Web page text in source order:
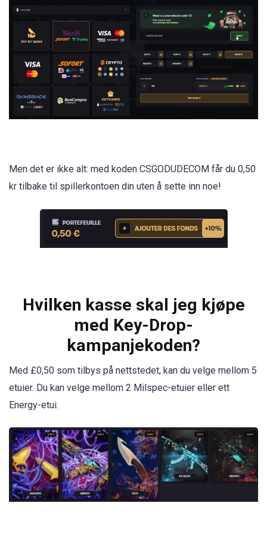
Men det er ikke alt: med koden CSGODUDECOM får du 0,50
kr tilbake til spillerkontoen din uten å sette inn noe!
Hvilken kasse skal jeg kjøpe
med Key-Drop-
kampanjekoden?
Med £0,50 som tilbys på nettstedet, kan du velge mellom 5
etuier. Du kan velge mellom 2 Milspec-etuier eller ett
Energy-etui.